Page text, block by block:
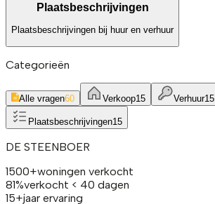
Plaatsbeschrijvingen
Plaatsbeschrijvingen bij huur en verhuur
Categorieën
Alle vragen60 Verkoop15 Verhuur15
Plaatsbeschrijvingen15
DE STEENBOER
1500+woningen verkocht
81%verkocht < 40 dagen
15+jaar ervaring